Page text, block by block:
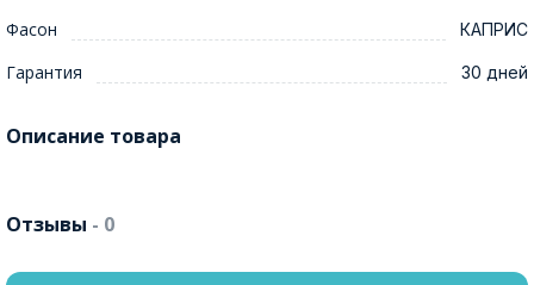
Фасон КАПРИС
Гарантия 30 дней
Описание товара
Отзывы - 0